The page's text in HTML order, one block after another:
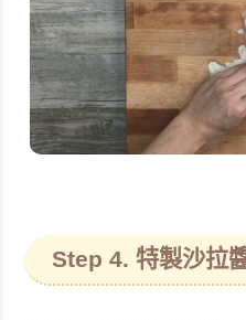
Step 4. 特製沙拉